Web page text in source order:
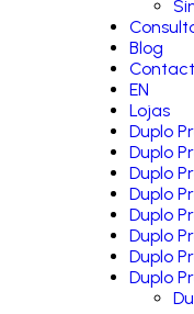
Blog
EN
Lojas
Duplo
Duplo
Duplo
Duplo
Duplo
Duplo
Duplo
Duplo